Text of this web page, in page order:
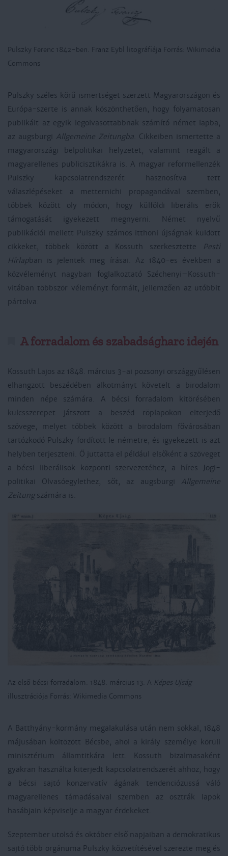
Pulszky Ferenc 1842-ben. Franz Eybl litográfiája Forrás: Wikimedia
Commons
Pulszky széles körű ismertséget szerzett Magyarországon és
Európa-szerte is annak köszönthetően, hogy folyamatosan
publikált az egyik legolvasottabbnak számító német lapba,
az augsburgi Allgemeine Zeitungba . Cikkeiben ismertette a
magyarországi belpolitikai helyzetet, valamint reagált a
magyarellenes publicisztikákra is. A magyar reformellenzék
Pulszky kapcsolatrendszerét hasznosítva tett
válaszlépéseket a metternichi propagandával szemben,
többek között oly módon, hogy külföldi liberális erők
támogatását igyekezett megnyerni. Német nyelvű
publikációi mellett Pulszky számos itthoni újságnak küldött
cikkeket, többek között a Kossuth szerkesztette
Pesti
Hírlapban is jelentek meg írásai. Az 1840-es években a
közvéleményt nagyban foglalkoztató Széchenyi–Kossuth-
vitában többször véleményt formált, jellemzően az utóbbit
pártolva.
A forradalom és szabadságharc idején
Kossuth Lajos az 1848. március 3-ai pozsonyi országgyűlésen
elhangzott beszédében alkotmányt követelt a birodalom
minden népe számára. A bécsi forradalom kitörésében
kulcsszerepet játszott a beszéd röplapokon elterjedő
szövege, melyet többek között a birodalom fővárosában
tartózkodó Pulszky fordított le németre, és igyekezett is azt
helyben terjeszteni. Ő juttatta el például elsőként a szöveget
a bécsi liberálisok központi szervezetéhez, a híres Jogi-
politikai Olvasóegylethez, sőt, az augsburgi Allgemeine
Zeitungszámára is.
Az első bécsi forradalom. 1848. március 13. A Képes Ujság
illusztrációja Forrás: Wikimedia Commons
A Batthyány-kormány megalakulása után nem sokkal, 1848
májusában költözött Bécsbe, ahol a király személye körüli
minisztérium államtitkára lett. Kossuth bizalmasaként
gyakran használta kiterjedt kapcsolatrendszerét ahhoz, hogy
a bécsi sajtó konzervatív ágának tendenciózussá váló
magyarellenes támadásaival szemben az osztrák lapok
hasábjain képviselje a magyar érdekeket.
Szeptember utolsó és október első napjaiban a demokratikus
sajtó több orgánuma Pulszky közvetítésével szerezte meg és